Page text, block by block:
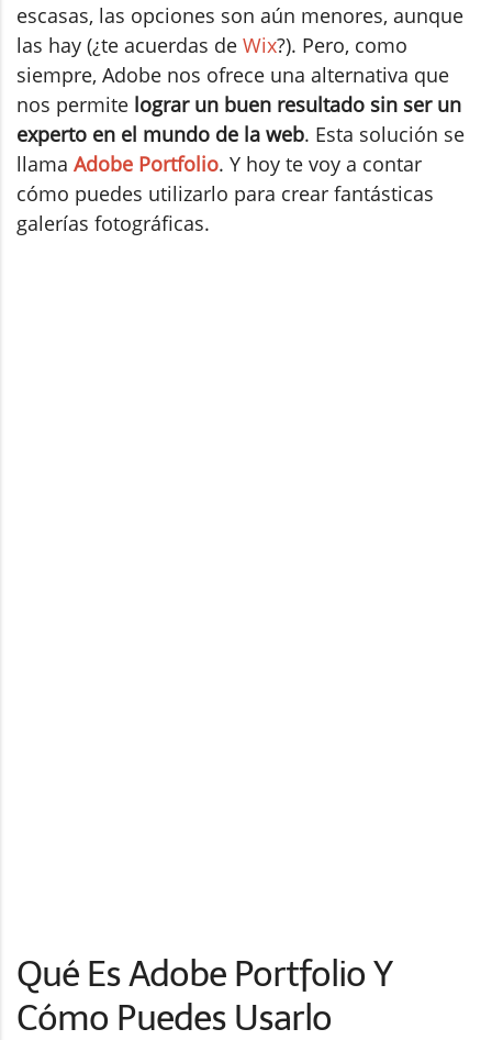
escasas, las opciones son aún menores, aunque
las hay (¿te acuerdas de Wix?). Pero, como
siempre, Adobe nos ofrece una alternativa que
nos permite lograr un buen resultado sin ser un
experto en el mundo de la web. Esta solución se
llama Adobe Portfolio. Y hoy te voy a contar
cómo puedes utilizarlo para crear fantásticas
galerías fotográficas.
Qué Es Adobe Portfolio Y
Cómo Puedes Usarlo